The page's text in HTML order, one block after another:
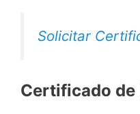
Solicitar
Certificado